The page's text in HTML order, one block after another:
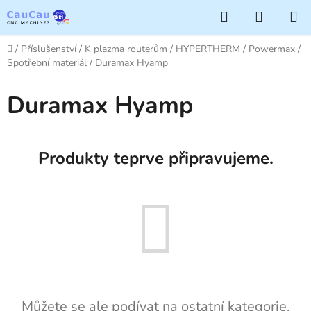
na
obsah
Hledat
KOŠÍK
Domů
/ Příslušenství / K plazma routerům / HYPERTHERM / Powermax /
Spotřební materiál / Duramax Hyamp
Duramax Hyamp
Produkty teprve připravujeme.
Můžete se ale podívat na ostatní kategorie.